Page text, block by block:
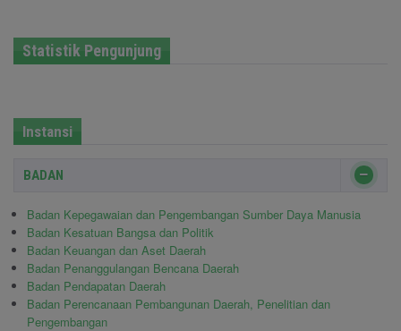
Statistik Pengunjung
Instansi
BADAN
Badan Kepegawaian dan Pengembangan Sumber Daya Manusia
Badan Kesatuan Bangsa dan Politik
Badan Keuangan dan Aset Daerah
Badan Penanggulangan Bencana Daerah
Badan Pendapatan Daerah
Badan Perencanaan Pembangunan Daerah, Penelitian dan
Pengembangan